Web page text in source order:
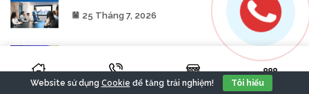
25 Tháng 7, 2026
Hoàng Long LED – Đối tác tin ...
Website sử dụng Cookie để tăng trải nghiệm! Tôi hiểu